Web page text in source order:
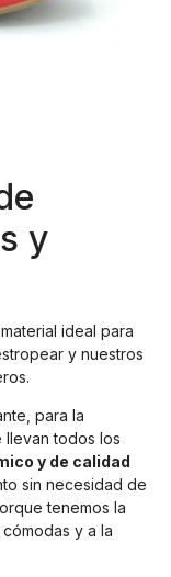
y
ideal para
y nuestros
para la
llevan todos los
y de calidad
sin necesidad de
tenemos la
y a la